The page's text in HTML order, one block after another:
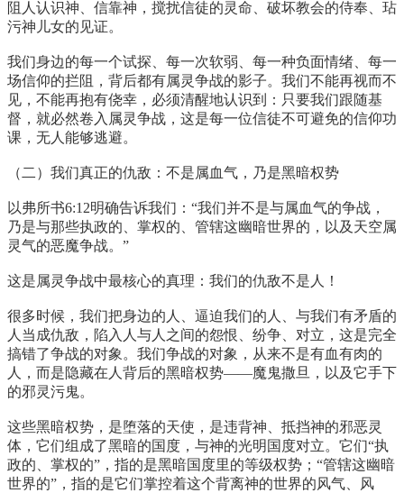
阻人认识神、信靠神，搅扰信徒的灵命、破坏教会的侍奉、玷
污神儿女的见证。
我们身边的每一个试探、每一次软弱、每一种负面情绪、每一
场信仰的拦阻，背后都有属灵争战的影子。我们不能再视而不
见，不能再抱有侥幸，必须清醒地认识到：只要我们跟随基
督，就必然卷入属灵争战，这是每一位信徒不可避免的信仰功
课，无人能够逃避。
（二）我们真正的仇敌：不是属血气，乃是黑暗权势
以弗所书6:12明确告诉我们：“我们并不是与属血气的争战，
乃是与那些执政的、掌权的、管辖这幽暗世界的，以及天空属
灵气的恶魔争战。”
这是属灵争战中最核心的真理：我们的仇敌不是人！
很多时候，我们把身边的人、逼迫我们的人、与我们有矛盾的
人当成仇敌，陷入人与人之间的怨恨、纷争、对立，这是完全
搞错了争战的对象。我们争战的对象，从来不是有血有肉的
人，而是隐藏在人背后的黑暗权势——魔鬼撒旦，以及它手下
的邪灵污鬼。
这些黑暗权势，是堕落的天使，是违背神、抵挡神的邪恶灵
体，它们组成了黑暗的国度，与神的光明国度对立。它们“执
政的、掌权的”，指的是黑暗国度里的等级权势；“管辖这幽暗
世界的”，指的是它们掌控着这个背离神的世界的风气、风